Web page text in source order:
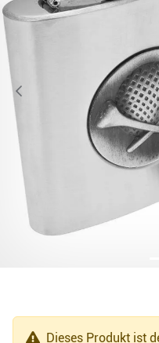
Dieses Produkt ist